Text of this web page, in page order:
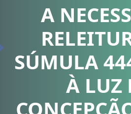
A
SÚMULA
À LUZ